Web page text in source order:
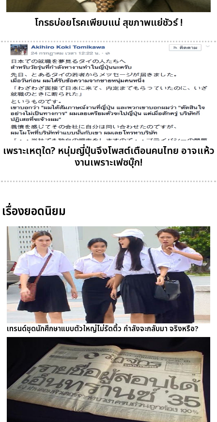
โกรธบ่อยโรคเพียบแน่ สุขภาพแย่ชัวร์ !
เพราะเหตุใด? หนุ่มญี่ปุ่นจึงโพสต์เตือนคนไทย อาจแห้ว
งานเพราะเฟซบุ๊ก!
เรื่องยอดนิยม
เทรนด์ชุดนักศึกษาแบบตัวใหญ่ไม่รัดติ้ว กำลังจะกลับมา จริงหรือ?